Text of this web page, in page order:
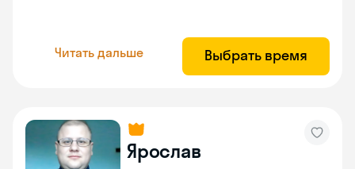
Читать дальше Выбрать время
Ярослав